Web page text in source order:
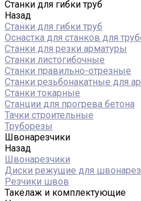
Станки для гибки труб
Назад
Станки для гибки труб
Оснастка для станков для
Станки для резки арматуры
Станки листогибочные
Станки правильно-отрезные
Станки резьбонакатные для
Станки токарные
Станции для прогрева бетона
Тачки строительные
Труборезы
Швонарезчики
Назад
Швонарезчики
Диски режущие для
Резчики швов
Такелаж и комплектующие